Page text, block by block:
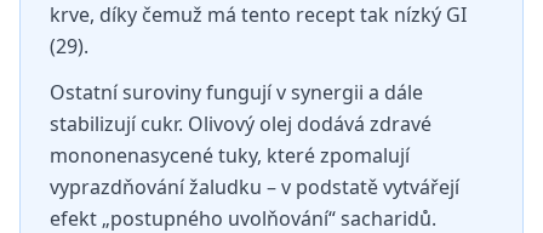
krve, díky čemuž má tento recept tak nízký GI
(29).
Ostatní suroviny fungují v synergii a dále
stabilizují cukr. Olivový olej dodává zdravé
mononenasycené tuky, které zpomalují
vyprazdňování žaludku – v podstatě vytvářejí
efekt „postupného uvolňování“ sacharidů.